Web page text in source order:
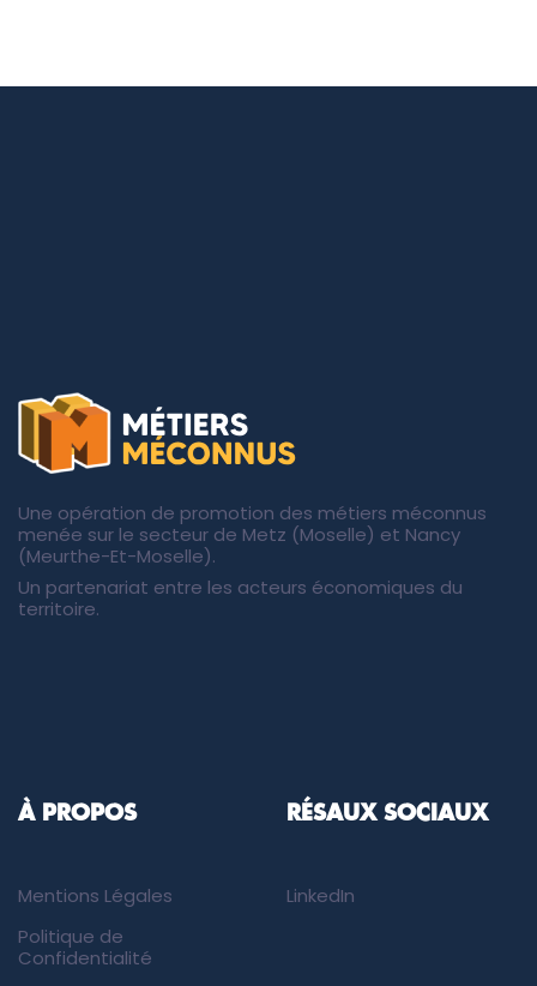
Une opération de promotion des métiers méconnus
menée sur le secteur de Metz (Moselle) et Nancy
(Meurthe-Et-Moselle).
Un partenariat entre les acteurs économiques du
territoire.
À PROPOS
Mentions Légales
Politique de
Confidentialité
RÉSAUX SOCIAUX
LinkedIn